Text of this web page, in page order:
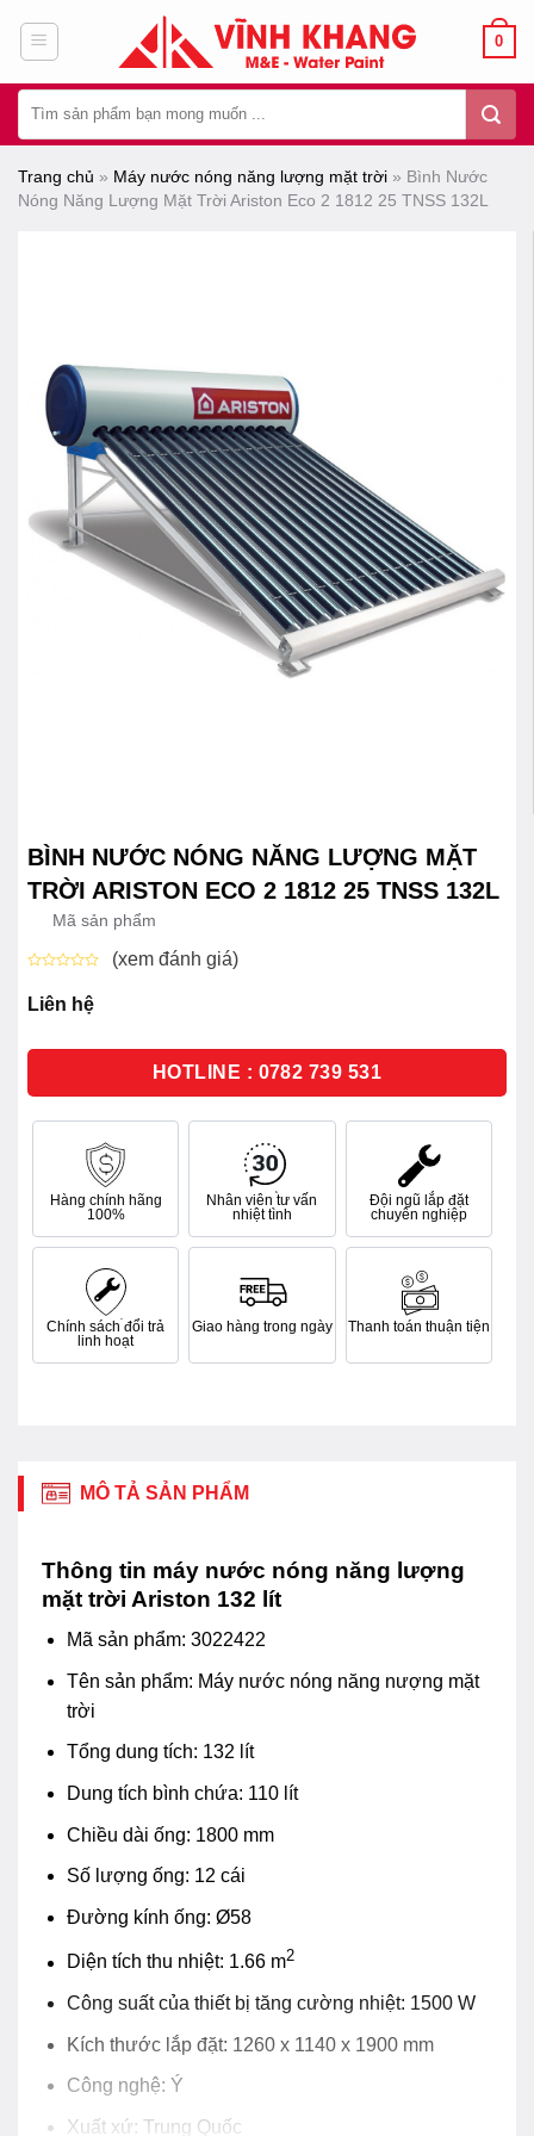
dung
0
kiếm:
Trang chủ » Máy nước nóng năng lượng mặt trời » Bình Nước
Nóng Năng Lượng Mặt Trời Ariston Eco 2 1812 25 TNSS 132L
BÌNH NƯỚC NÓNG NĂNG LƯỢNG MẶT
TRỜI ARISTON ECO 2 1812 25 TNSS 132L
Mã sản phẩm
xếp
hạng
sao
(xem đánh giá)
Liên hệ
HOTLINE : 0782 739 531
Hàng chính hãng
100%
Nhân viên tư vấn
nhiệt tình
Đội ngũ lắp đặt
chuyên nghiệp
Chính sách đổi trả
linh hoạt
Giao hàng trong ngày Thanh toán thuận tiện
MÔ TẢ SẢN PHẨM
Thông tin máy nước nóng năng lượng
mặt trời Ariston 132 lít
Mã sản phẩm: 3022422
Tên sản phẩm: Máy nước nóng năng nượng mặt
trời
Tổng dung tích: 132 lít
Dung tích bình chứa: 110 lít
Chiều dài ống: 1800 mm
Số lượng ống: 12 cái
Đường kính ống: Ø58
Diện tích thu nhiệt: 1.66 m2
Công suất của thiết bị tăng cường nhiệt: 1500 W
Kích thước lắp đặt: 1260 x 1140 x 1900 mm
Công nghệ: Ý
Xuất xứ: Trung Quốc